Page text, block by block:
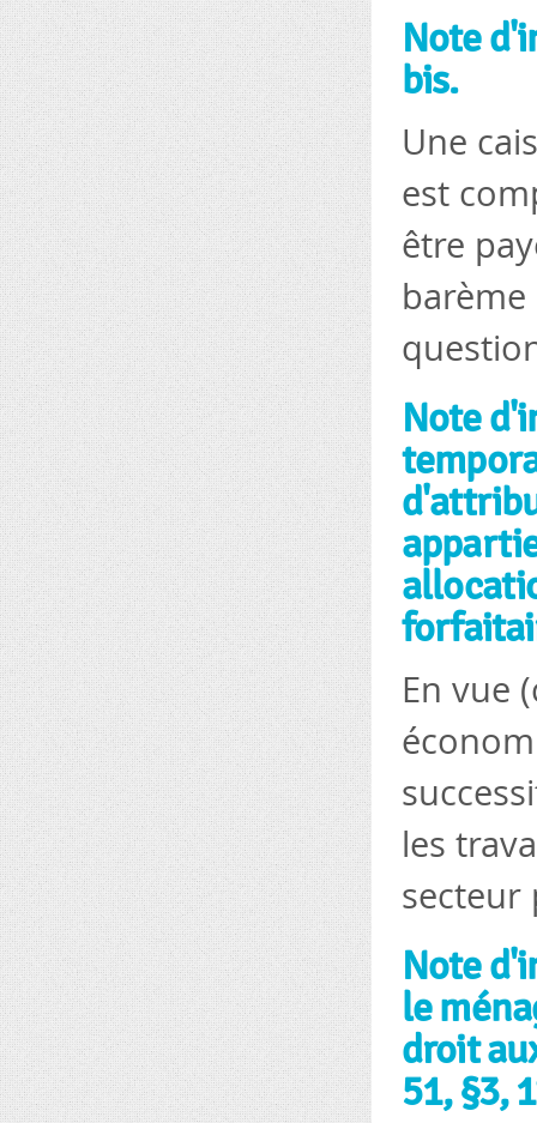
Note
bis.
Une
est
être
Note
En vue
les
secteur
Note
le
droit
51, §3,